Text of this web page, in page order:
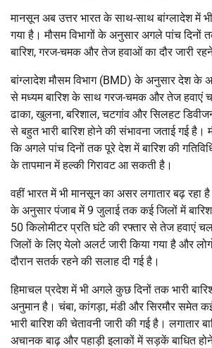
मानसून अब उत्तर भारत के साथ-साथ बांग्लादेश में
गया है। मौसम विभागों के अनुसार अगले पांच
बारिश, गरज-चमक और तेज हवाओं का दौर जारी
बांग्लादेश मौसम विभाग (BMD) के अनुसार देश के
से मध्यम बारिश के साथ गरज-चमक और तेज हवाएं
ढाका, खुलना, बरिशाल, चटगांव और सिलहट
से बहुत भारी बारिश होने की संभावना जताई गई है।
कि अगले पांच दिनों तक पूरे देश में बारिश की
के तापमान में हल्की गिरावट आ सकती है।
वहीं भारत में भी मानसून का असर लगातार बढ़ रहा
के अनुसार पंजाब में 9 जुलाई तक कई जिलों में
50 किलोमीटर प्रति घंटे की रफ्तार से तेज हवाएं
जिलों के लिए येलो अलर्ट जारी किया गया है और
दौरान सतर्क रहने की सलाह दी गई है।
हिमाचल प्रदेश में भी अगले कुछ दिनों तक भारी
अनुमान है। चंबा, कांगड़ा, मंडी और सिरमौर समेत
भारी बारिश की चेतावनी जारी की गई है।
अचानक बाढ़ और पहाड़ी इलाकों में सड़कें बाधित